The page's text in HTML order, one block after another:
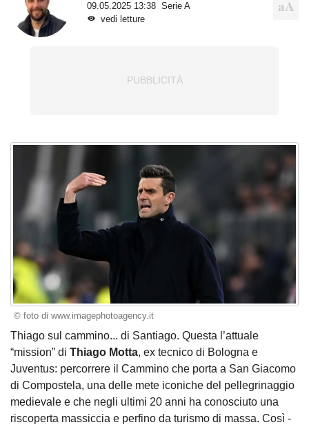
09.05.2025 13:38
Serie A
vedi letture
© foto di www.imagephotoagency.it
Thiago sul cammino... di Santiago. Questa l’attuale
“mission” di Thiago Motta, ex tecnico di Bologna e
Juventus: percorrere il Cammino che porta a San Giacomo
di Compostela, una delle mete iconiche del pellegrinaggio
medievale e che negli ultimi 20 anni ha conosciuto una
riscoperta massiccia e perfino da turismo di massa. Così -